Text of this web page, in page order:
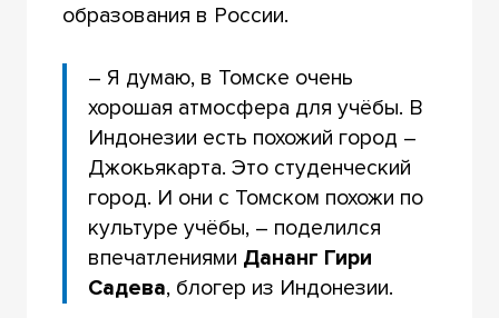
образования в России.
– Я думаю, в Томске очень
хорошая атмосфера для учёбы. В
Индонезии есть похожий город –
Джокьякарта. Это студенческий
город. И они с Томском похожи по
культуре учёбы, – поделился
впечатлениями Дананг Гири
Садева, блогер из Индонезии.